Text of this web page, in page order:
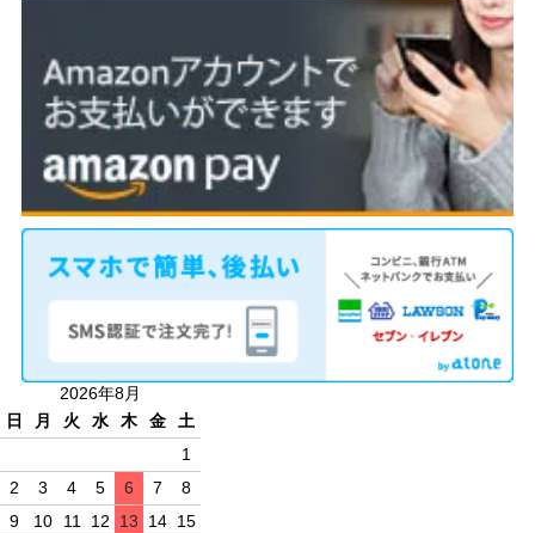
2026年8月
日
月 火 水 木 金
土
1
2
3 4 5 6 7
8
9
10 11 12 13 14 15